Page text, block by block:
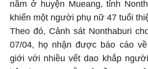
nằm ở huyện Mueang, tỉnh
khiến một người phụ nữ 47 tuổi
Theo đó, Cảnh sát Nonthaburi
07/04, họ nhận được báo cáo
giới với nhiều vết dao khắp